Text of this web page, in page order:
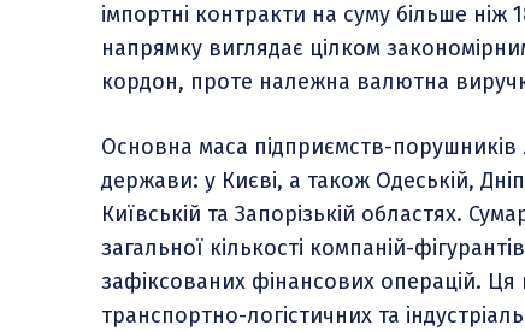
імпортні контракти на суму більше ніж
напрямку виглядає цілком
кордон, проте належна валютна
Основна маса підприємств-
держави: у Києві, а також Одеській,
Київській та Запорізькій областях.
загальної кількості компаній-
зафіксованих фінансових операцій. Ця
транспортно-логістичних та